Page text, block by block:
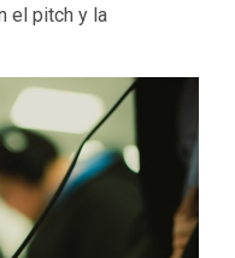
el pitch y la